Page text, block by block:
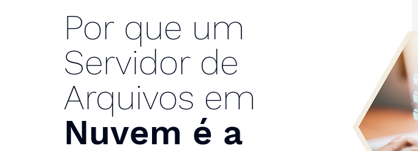
Por que um
Servidor de
Arquivos em
Nuvem é a